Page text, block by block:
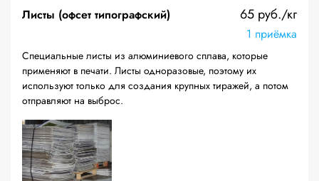
Листы (офсет типографский) 65 руб./кг
1 приёмка
Специальные листы из алюминиевого сплава, которые
применяют в печати. Листы одноразовые, поэтому их
используют только для создания крупных тиражей, а потом
отправляют на выброс.